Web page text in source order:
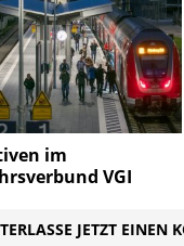
im
VGI
JETZT EINEN